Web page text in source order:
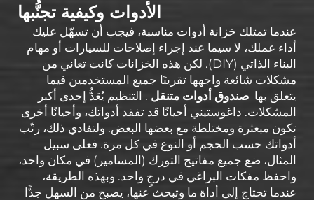
الأدوات وكيفية تجنُّبها
عندما تمتلك خزانة أدوات مناسبة، فيجب أن تسهّل عليك
أداء عملك، لا سيما عند إجراء إصلاحات للسيارات أو مهام
البناء الذاتي (DIY). لكن هذه الخزانات كانت تعاني من
مشكلات شائعة واجهها تقريبًا جميع المستخدمين فيما
يتعلق بها صندوق أدوات متنقل . التنظيم يُعَدُّ إحدى أكبر
المشكلات. داغوستيني أحيانًا قد تفقد أدواتك، وأحيانًا أخرى
تكون مبعثرة ومختلطة مع بعضها البعض. ولتفادي ذلك، رتّب
أدواتك حسب الحجم أو النوع في كل مرة. فعلى سبيل
المثال، ضع جميع مفاتيح التورك (المسامير) في مكان واحد،
واحفظ مفكات البراغي في درجٍ واحد. وبهذه الطريقة،
عندما تحتاج إلى أداة ما وتبحث عنها، يصبح من السهل جدًّا